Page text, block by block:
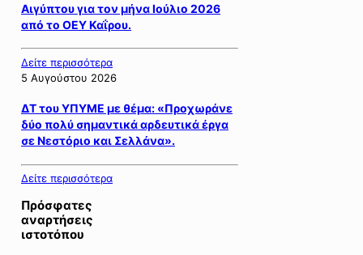
Αιγύπτου για τον μήνα Ιούλιο 2026
από το ΟΕΥ Καΐρου.
Δείτε περισσότερα
5 Αυγούστου 2026
ΔΤ του ΥΠΥΜΕ με θέμα: «Προχωράνε
δύο πολύ σημαντικά αρδευτικά έργα
σε Νεστόριο και Σελλάνα».
Δείτε περισσότερα
Πρόσφατες
αναρτήσεις
ιστοτόπου